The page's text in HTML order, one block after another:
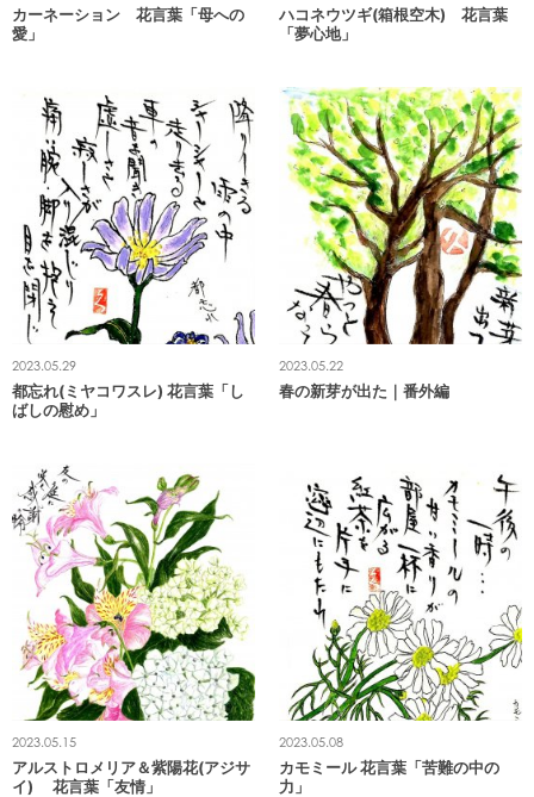
カーネーション 花言葉「母への
愛」
ハコネウツギ(箱根空木) 花言葉
「夢心地」
2023.05.29
都忘れ(ミヤコワスレ) 花言葉「し
ばしの慰め」
2023.05.22
春の新芽が出た｜番外編
2023.05.15
アルストロメリア＆紫陽花(アジサ
イ) 花言葉「友情」
2023.05.08
カモミール 花言葉「苦難の中の
力」